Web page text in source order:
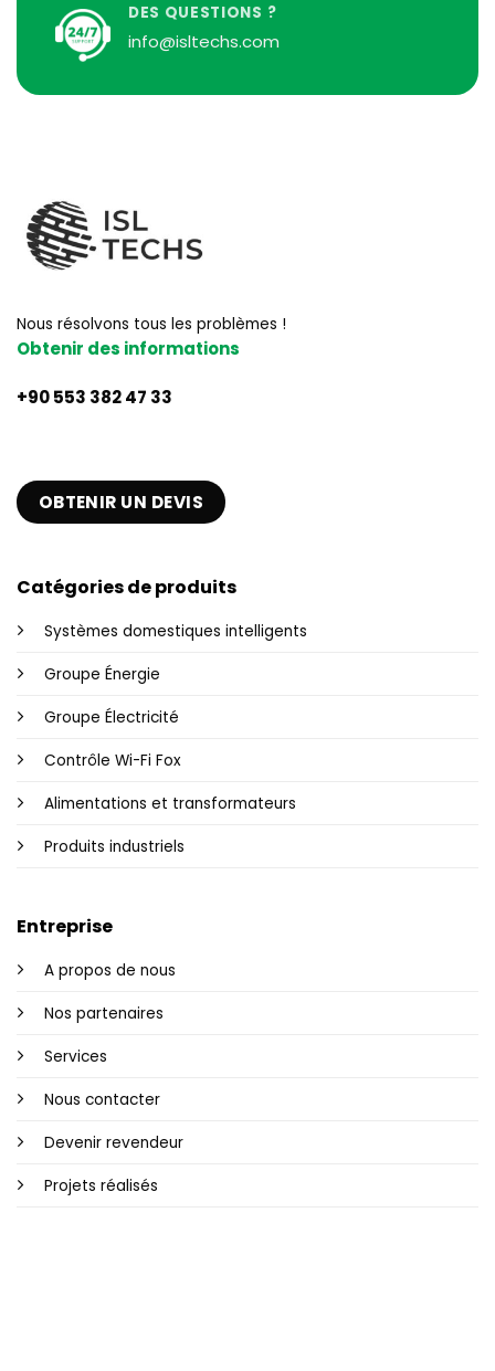
DES QUESTIONS ?
info@isltechs.com
Nous résolvons tous les problèmes !
Obtenir des informations
+90 553 382 47 33
OBTENIR UN DEVIS
Catégories de produits
Systèmes domestiques intelligents
Groupe Énergie
Groupe Électricité
Contrôle Wi-Fi Fox
Alimentations et transformateurs
Produits industriels
Entreprise
A propos de nous
Nos partenaires
Services
Nous contacter
Devenir revendeur
Projets réalisés